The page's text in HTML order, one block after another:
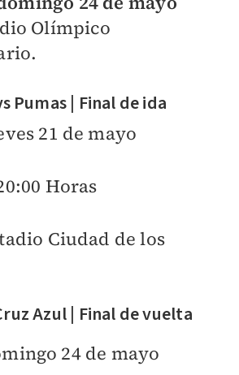
Olímpico
Pumas | Final de ida
21 de mayo
Horas
Ciudad de los
Azul | Final de vuelta
24 de mayo